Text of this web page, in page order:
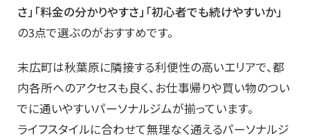
さ」「料金の分かりやすさ」「初心者でも続けやすいか」
の3点で選ぶのがおすすめです。
末広町は秋葉原に隣接する利便性の高いエリアで、都
内各所へのアクセスも良く、お仕事帰りや買い物のつい
でに通いやすいパーソナルジムが揃っています。
ライフスタイルに合わせて無理なく通えるパーソナルジ